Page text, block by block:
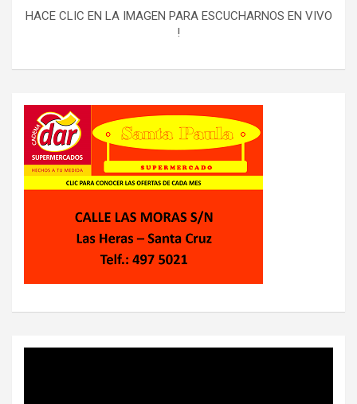
HACE CLIC EN LA IMAGEN PARA ESCUCHARNOS EN VIVO
!